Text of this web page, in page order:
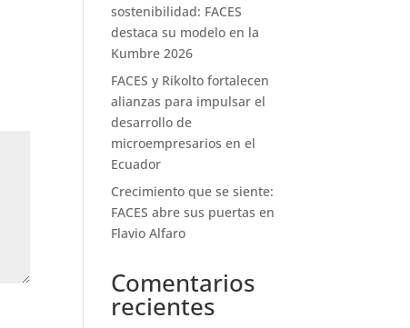
sostenibilidad: FACES
destaca su modelo en la
Kumbre 2026
FACES y Rikolto fortalecen
alianzas para impulsar el
desarrollo de
microempresarios en el
Ecuador
Crecimiento que se siente:
FACES abre sus puertas en
Flavio Alfaro
Comentarios
recientes